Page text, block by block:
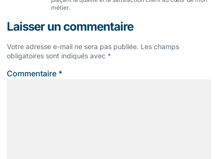
métier.
Laisser un commentaire
Votre adresse e-mail ne sera pas publiée. Les champs
obligatoires sont indiqués avec *
Commentaire *